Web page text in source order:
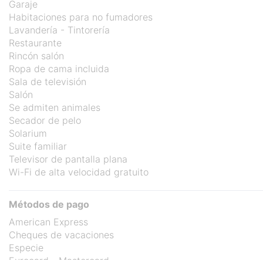
Garaje
Habitaciones para no fumadores
Lavandería - Tintorería
Restaurante
Rincón salón
Ropa de cama incluida
Sala de televisión
Salón
Se admiten animales
Secador de pelo
Solarium
Suite familiar
Televisor de pantalla plana
Wi-Fi de alta velocidad gratuito
Métodos de pago
American Express
Cheques de vacaciones
Especie